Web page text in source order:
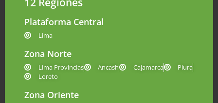
Plataforma Central
Lima
Zona Norte
Lima Provincias Ancash Cajamarca
Piura
Loreto
Zona Oriente